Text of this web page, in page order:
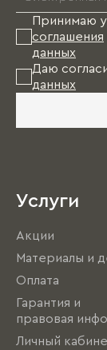
Принимаю
соглашения
данных
Даю
данных
Услуги
Акции
Материалы и
Оплата
Гарантия и
правовая
Личный